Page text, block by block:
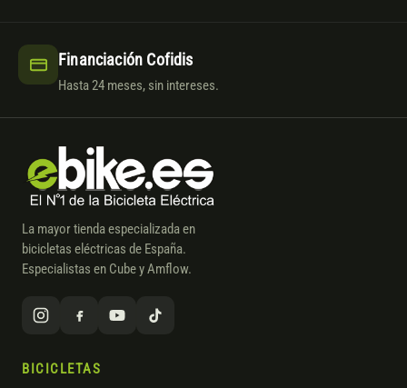
Financiación Cofidis
Hasta 24 meses, sin intereses.
La mayor tienda especializada en
bicicletas eléctricas de España.
Especialistas en Cube y Amflow.
BICICLETAS